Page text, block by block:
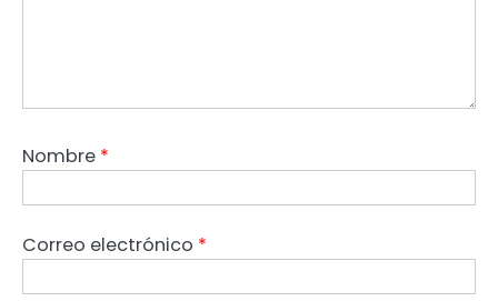
Nombre *
Correo electrónico *